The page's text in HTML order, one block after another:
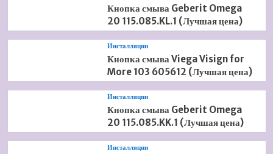
Кнопка смыва Geberit Omega
20 115.085.KL.1 (Лучшая цена)
Инсталляции
Кнопка смыва Viega Visign for
More 103 605612 (Лучшая цена)
Инсталляции
Кнопка смыва Geberit Omega
20 115.085.KK.1 (Лучшая цена)
Инсталляции